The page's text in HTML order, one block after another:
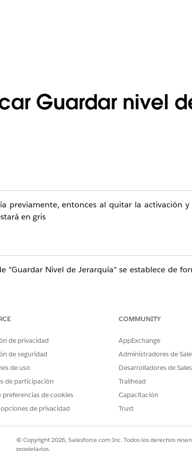
Guardar nivel
previamente, entonces al quitar la activación
en gris
Nivel de Jerarquía" se establece de
usted pueda desmarcar "Guardar Jerarquía de
de funciones y haga clic en Guardar.
o desactivada.
y hacer clic en Guardar o Guardar como
se ha guardado previamente con el nivel de
de privacidad
de seguridad
de uso
de participación
preferencias de cookies
opciones de privacidad
COMMUNITY
AppExchange
Administradores de
Desarrolladores de
Trailhead
Capacitación
Trust
© Copyright 2026, Salesforce.com Inc. Todos los derechos
propietarios.